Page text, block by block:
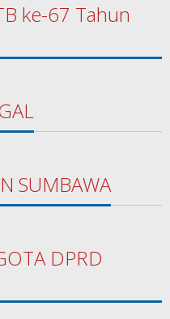
ke-67 Tahun
SUMBAWA
DPRD